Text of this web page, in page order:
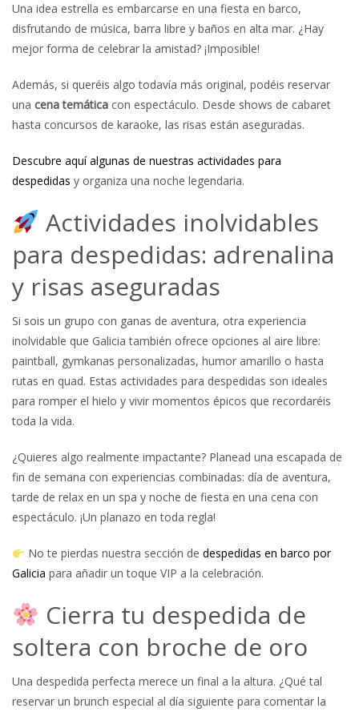
Una idea estrella es embarcarse en una fiesta en barco,
disfrutando de música, barra libre y baños en alta mar. ¿Hay
mejor forma de celebrar la amistad? ¡Imposible!
Además, si queréis algo todavía más original, podéis reservar
una cena temática con espectáculo. Desde shows de cabaret
hasta concursos de karaoke, las risas están aseguradas.
Descubre aquí algunas de nuestras actividades para
despedidas y organiza una noche legendaria.
Actividades inolvidables
para despedidas: adrenalina
y risas aseguradas
Si sois un grupo con ganas de aventura, otra experiencia
inolvidable que Galicia también ofrece opciones al aire libre:
paintball, gymkanas personalizadas, humor amarillo o hasta
rutas en quad. Estas actividades para despedidas son ideales
para romper el hielo y vivir momentos épicos que recordaréis
toda la vida.
¿Quieres algo realmente impactante? Planead una escapada de
fin de semana con experiencias combinadas: día de aventura,
tarde de relax en un spa y noche de fiesta en una cena con
espectáculo. ¡Un planazo en toda regla!
No te pierdas nuestra sección de despedidas en barco por
Galicia para añadir un toque VIP a la celebración.
Cierra tu despedida de
soltera con broche de oro
Una despedida perfecta merece un final a la altura. ¿Qué tal
reservar un brunch especial al día siguiente para comentar la